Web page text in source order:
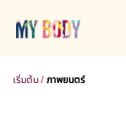
เริ่มต้น ภาพยนตร์